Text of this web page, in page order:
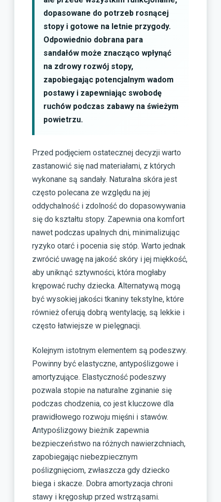
dopasowane do potrzeb rosnącej
stopy i gotowe na letnie przygody.
Odpowiednio dobrana para
sandałów może znacząco wpłynąć
na zdrowy rozwój stopy,
zapobiegając potencjalnym wadom
postawy i zapewniając swobodę
ruchów podczas zabawy na świeżym
powietrzu.
Przed podjęciem ostatecznej decyzji warto
zastanowić się nad materiałami, z których
wykonane są sandały. Naturalna skóra jest
często polecana ze względu na jej
oddychalność i zdolność do dopasowywania
się do kształtu stopy. Zapewnia ona komfort
nawet podczas upalnych dni, minimalizując
ryzyko otarć i pocenia się stóp. Warto jednak
zwrócić uwagę na jakość skóry i jej miękkość,
aby uniknąć sztywności, która mogłaby
krępować ruchy dziecka. Alternatywą mogą
być wysokiej jakości tkaniny tekstylne, które
również oferują dobrą wentylację, są lekkie i
często łatwiejsze w pielęgnacji.
Kolejnym istotnym elementem są podeszwy.
Powinny być elastyczne, antypoślizgowe i
amortyzujące. Elastyczność podeszwy
pozwala stopie na naturalne zginanie się
podczas chodzenia, co jest kluczowe dla
prawidłowego rozwoju mięśni i stawów.
Antypoślizgowy bieżnik zapewnia
bezpieczeństwo na różnych nawierzchniach,
zapobiegając niebezpiecznym
poślizgnięciom, zwłaszcza gdy dziecko
biega i skacze. Dobra amortyzacja chroni
stawy i kręgosłup przed wstrząsami.